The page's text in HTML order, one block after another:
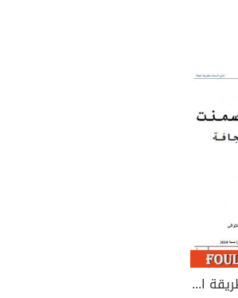
انتاج السمنت بالطريقة الجافة